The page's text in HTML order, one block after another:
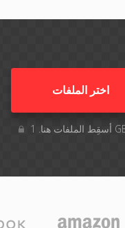
اختر الملفات